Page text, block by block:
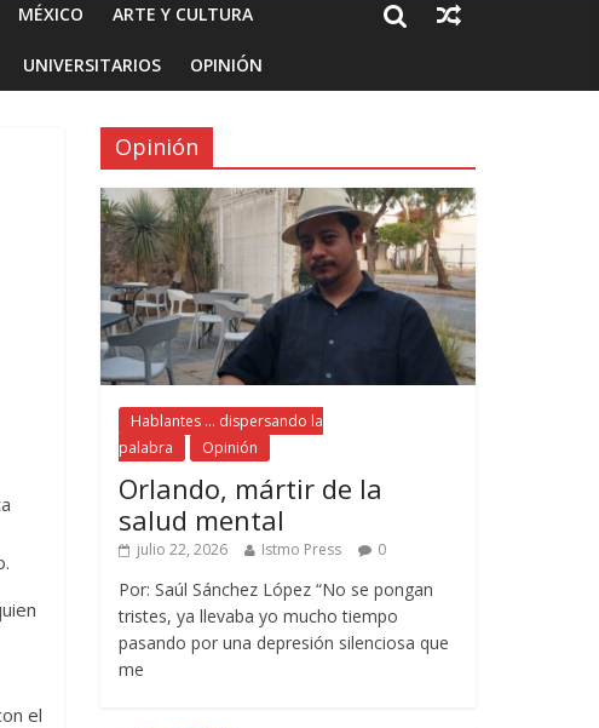
MÉXICO ARTE Y CULTURA
UNIVERSITARIOS OPINIÓN
el
Opinión
Hablantes ... dispersando la
palabra
Opinión
Orlando, mártir de la
salud mental
julio 22, 2026 Istmo Press 0
Por: Saúl Sánchez López “No se pongan
tristes, ya llevaba yo mucho tiempo
pasando por una depresión silenciosa que
me